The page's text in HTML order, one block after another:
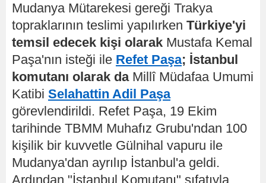
Mudanya Mütarekesi gereği Trakya
topraklarının teslimi yapılırken Türkiye'yi
temsil edecek kişi olarak Mustafa Kemal
Paşa'nın isteği ile Refet Paşa; İstanbul
komutanı olarak daMillî Müdafaa Umumi
Katibi Selahattin Adil Paşa
görevlendirildi. Refet Paşa, 19 Ekim
tarihinde TBMM Muhafız Grubu'ndan 100
kişilik bir kuvvetle Gülnihal vapuru ile
Mudanya'dan ayrılıp İstanbul'a geldi.
Ardından "İstanbul Komutanı" sıfatıyla